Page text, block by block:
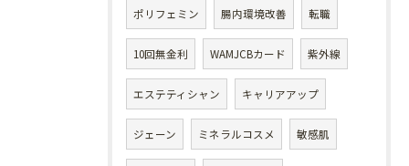
ポリフェミン 腸内環境改善 転職
10回無金利 WAMJCBカード 紫外線
エステティシャン キャリアアップ
ジェーン ミネラルコスメ 敏感肌